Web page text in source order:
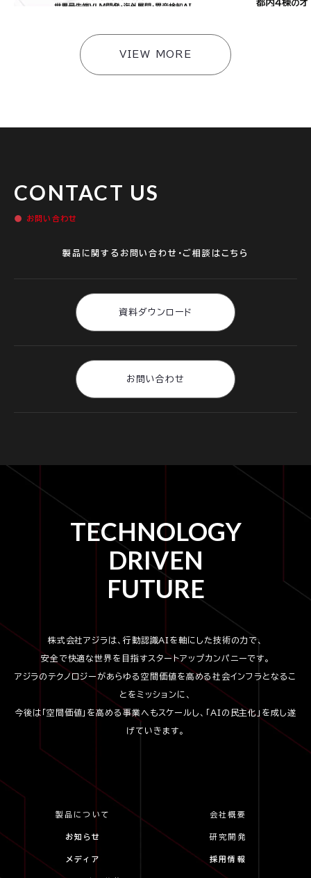
VIEW MORE
CONTACT US
お問い合わせ
製品に関するお問い合わせ・ご相談はこちら
資料ダウンロード
お問い合わせ
TECHNOLOGY
DRIVEN
FUTURE
株式会社アジラは、行動認識AIを軸にした技術の力で、
安全で快適な世界を目指すスタートアップカンパニーです。
アジラのテクノロジーがあらゆる空間価値を高める社会インフラとなるこ
とをミッションに、
今後は「空間価値」を高める事業へもスケールし、「AIの民主化」を成し遂
げていきます。
製品について 会社概要
お知らせ 研究開発
メディア 採用情報